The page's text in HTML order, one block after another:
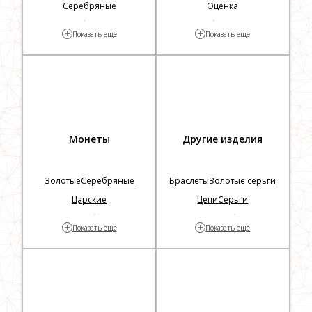
Серебряные
Золотые с бриллиантами
+ Показать еще
Оценка
Проверка бриллиантов на
+ Показать еще
Монеты
ЗолотыеСеребряные
Царские
Георгий Победоносец
+ Показать еще
Другие изделия
БраслетыЗолотые серьги
ЦепиСерьги
Столовое серебро
+ Показать еще